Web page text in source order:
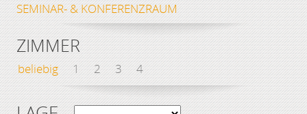
SEMINAR- & KONFERENZRAUM
ZIMMER
beliebig 1 2 3 4